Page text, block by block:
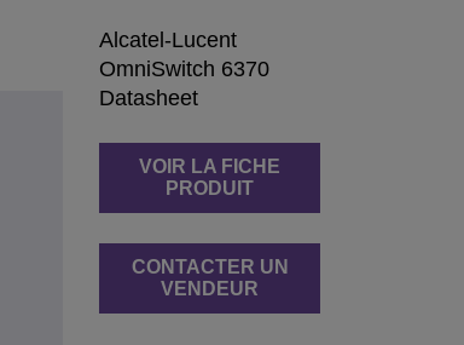
Alcatel-Lucent
OmniSwitch 6370
Datasheet
VOIR LA FICHE
PRODUIT
CONTACTER UN
VENDEUR